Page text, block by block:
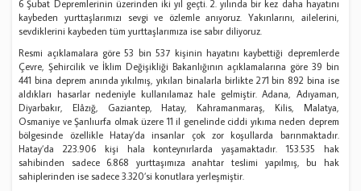
6 Şubat Depremlerinin üzerinden iki yıl geçti. 2. yılında bir kez daha hayatını
kaybeden yurttaşlarımızı sevgi ve özlemle anıyoruz. Yakınlarını, ailelerini,
sevdiklerini kaybeden tüm yurttaşlarımıza ise sabır diliyoruz.
Resmi açıklamalara göre 53 bin 537 kişinin hayatını kaybettiği depremlerde
Çevre, Şehircilik ve İklim Değişikliği Bakanlığının açıklamalarına göre 39 bin
441 bina deprem anında yıkılmış, yıkılan binalarla birlikte 271 bin 892 bina ise
aldıkları hasarlar nedeniyle kullanılamaz hale gelmiştir. Adana, Adıyaman,
Diyarbakır, Elâzığ, Gaziantep, Hatay, Kahramanmaraş, Kilis, Malatya,
Osmaniye ve Şanlıurfa olmak üzere 11 il genelinde ciddi yıkıma neden deprem
bölgesinde özellikle Hatay’da insanlar çok zor koşullarda barınmaktadır.
Hatay’da 223.906 kişi hala konteynırlarda yaşamaktadır. 153.535 hak
sahibinden sadece 6.868 yurttaşımıza anahtar teslimi yapılmış, bu hak
sahiplerinden ise sadece 3.320’si konutlara yerleşmiştir.